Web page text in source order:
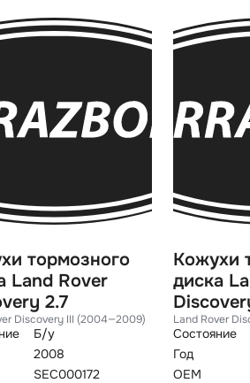
тормозного
Land Rover
2.7
Discovery III (2004—2009)
Б/у
2008
SEC000172
Кожухи
диска
Land Rover
Состояние
Год
OEM